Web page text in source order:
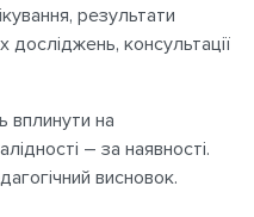
результати
досліджень, консультації
вплинути на
– за наявності.
висновок.